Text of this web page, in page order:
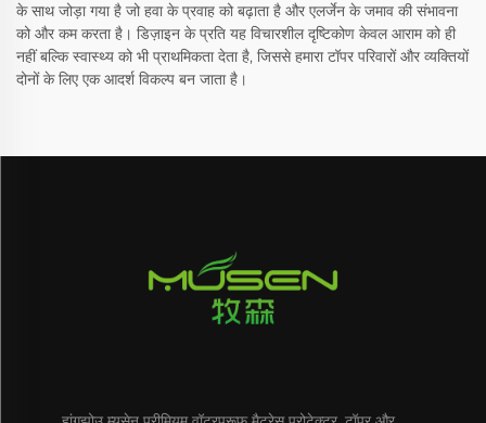
के साथ जोड़ा गया है जो हवा के प्रवाह को बढ़ाता है और एलर्जेन के जमाव की संभावना
को और कम करता है। डिज़ाइन के प्रति यह विचारशील दृष्टिकोण केवल आराम को ही
नहीं बल्कि स्वास्थ्य को भी प्राथमिकता देता है, जिससे हमारा टॉपर परिवारों और व्यक्तियों
दोनों के लिए एक आदर्श विकल्प बन जाता है।